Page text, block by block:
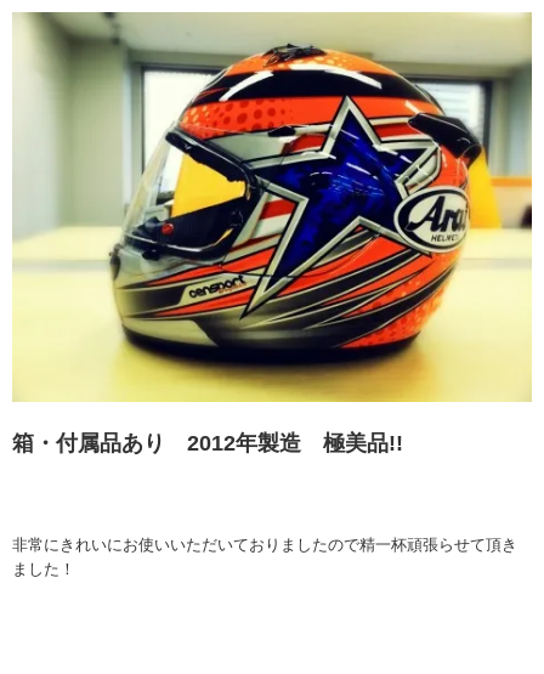
箱・付属品あり 2012年製造 極美品!!
非常にきれいにお使いいただいておりましたので精一杯頑張らせて頂き
ました！